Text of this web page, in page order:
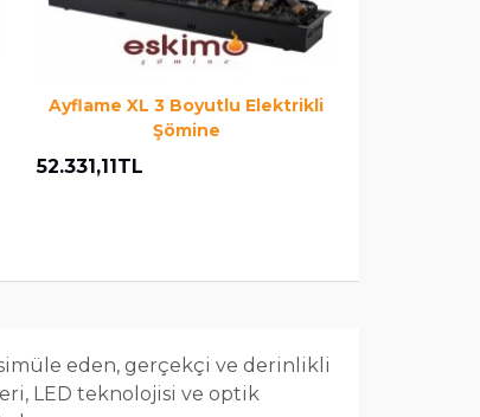
Ayflame XL 3 Boyutlu Elektrikli
Şömine
52.331,11TL
eden, gerçekçi ve derinlikli
LED teknolojisi ve optik